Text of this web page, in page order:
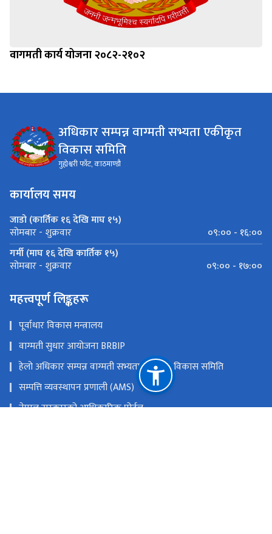
वागमती कार्य योजना २०८२-२१०२
अधिकार सम्पन्न वाग्मती सभ्यता एकीकृत
विकास समिति
गुह्येश्वरी फाँट, काठमाण्डौ
कार्यालय समय
जाडो (कार्तिक १६ देखि माघ १५)
सोमबार - शुक्रवार
०९:०० - १६:००
गर्मी (माघ १६ देखि कार्तिक १५)
सोमबार - शुक्रवार ०९:०० - १७:००
महत्त्वपूर्ण लिङ्कहरू
पूर्वाधार विकास मन्त्रालय
वाग्मती सुधार आयोजना BRBIP
हेलो अधिकार सम्पन्न वाग्मती सभ्यता एकीकृत विकास समिति
सम्पत्ति व्यवस्थापन प्रणाली (AMS)
नेपाल सरकारको आधिकारिक पोर्टल